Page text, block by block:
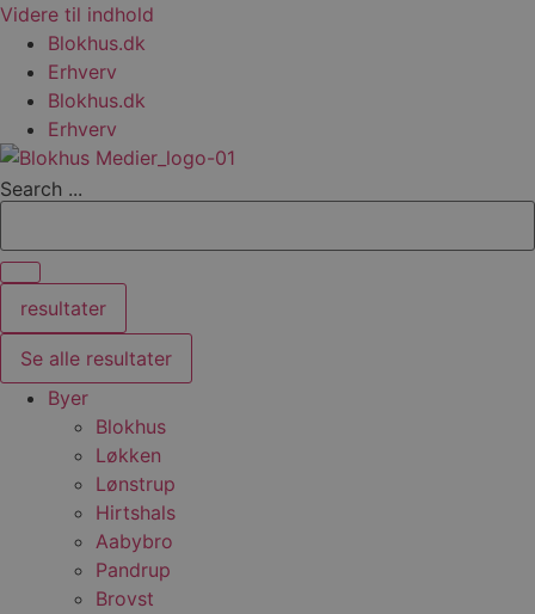
Videre til indhold
Blokhus.dk
Erhverv
Blokhus.dk
Erhverv
Search ...
resultater
Se alle resultater
Byer
Blokhus
Løkken
Lønstrup
Hirtshals
Aabybro
Pandrup
Brovst